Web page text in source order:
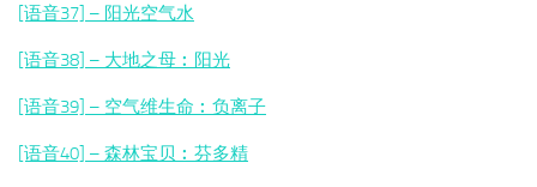
[语音37] – 阳光空气水
[语音38] – 大地之母︰阳光
[语音39] – 空气维生命︰ 负离子
[语音40] – 森林宝贝︰芬多精